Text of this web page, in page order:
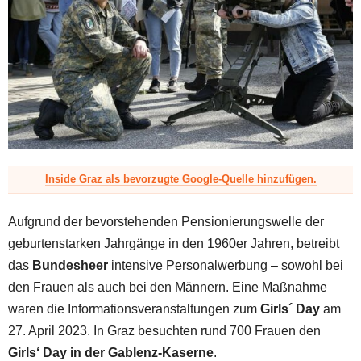
Inside Graz als bevorzugte Google-Quelle hinzufügen.
Aufgrund der bevorstehenden Pensionierungswelle der
geburtenstarken Jahrgänge in den 1960er Jahren, betreibt
das Bundesheer intensive Personalwerbung – sowohl bei
den Frauen als auch bei den Männern. Eine Maßnahme
waren die Informationsveranstaltungen zum Girls´ Day am
27. April 2023. In Graz besuchten rund 700 Frauen den
Girls‘ Day in der Gablenz-Kaserne.